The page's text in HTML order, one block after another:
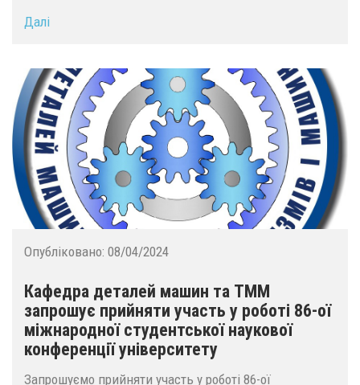
Далі
Опубліковано: 08/04/2024
Кафедра деталей машин та ТММ
запрошує прийняти участь у роботі 86-ої
міжнародної студентської наукової
конференції університету
Запрошуємо прийняти участь у роботі 86-ої